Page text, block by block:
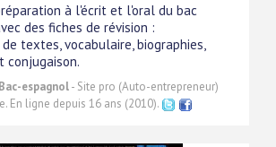
à l'écrit et l'oral du bac
des fiches de révision :
textes, vocabulaire, biographies,
conjugaison.
Bac-espagnol- Site pro (Auto-entrepreneur)
En ligne depuis 16 ans (2010).